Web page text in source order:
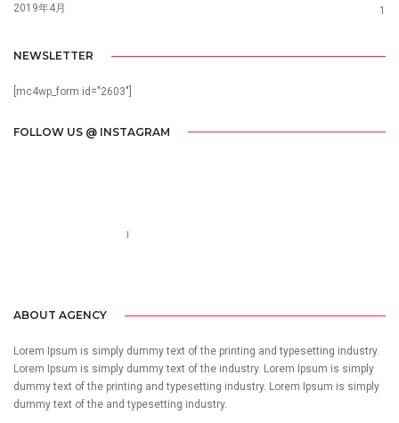
2019年4月 1
NEWSLETTER
[mc4wp_form id="2603"]
FOLLOW US @ INSTAGRAM
ABOUT AGENCY
Lorem Ipsum is simply dummy text of the printing and typesetting industry.
Lorem Ipsum is simply dummy text of the industry. Lorem Ipsum is simply
dummy text of the printing and typesetting industry. Lorem Ipsum is simply
dummy text of the and typesetting industry.